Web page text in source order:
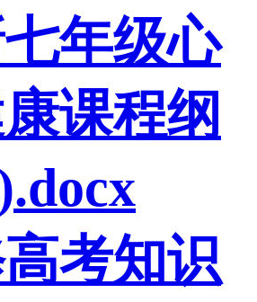
年级心
课程纲
考知识